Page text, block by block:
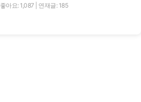
좋아요: 1,087 연재글: 185